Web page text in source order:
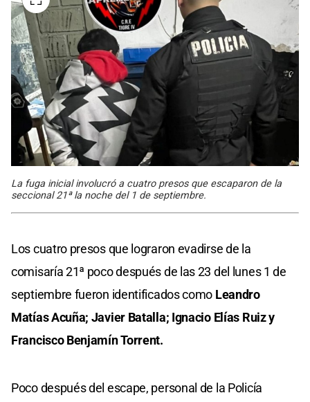
La fuga inicial involucró a cuatro presos que escaparon de la
seccional 21ª la noche del 1 de septiembre.
Los cuatro presos que lograron evadirse de la
comisaría 21ª poco después de las 23 del lunes 1 de
septiembre fueron identificados como Leandro
Matías Acuña; Javier Batalla; Ignacio Elías Ruiz y
Francisco Benjamín Torrent.
Poco después del escape, personal de la Policía